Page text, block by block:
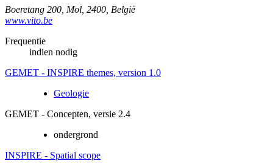
Boeretang 200 Mol 2400 België
www.vito.be
Frequentie
indien nodig
GEMET - INSPIRE themes, version 1.0
Geologie
GEMET - Concepten, versie 2.4
ondergrond
INSPIRE - Spatial scope